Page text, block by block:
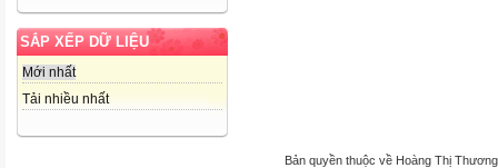
SẮP XẾP DỮ LIỆU
Mới nhất
Tải nhiều nhất
Bản quyền thuộc về Hoàng Thị